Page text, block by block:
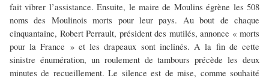
fait vibrer l’assistance. Ensuite, le maire de Moulins égrène les 508
noms des Moulinois morts pour leur pays. Au bout de chaque
cinquantaine, Robert Perrault, président des mutilés, annonce « morts
pour la France » et les drapeaux sont inclinés. A la fin de cette
sinistre énumération, un roulement de tambours précède les deux
minutes de recueillement. Le silence est de mise, comme souhaité